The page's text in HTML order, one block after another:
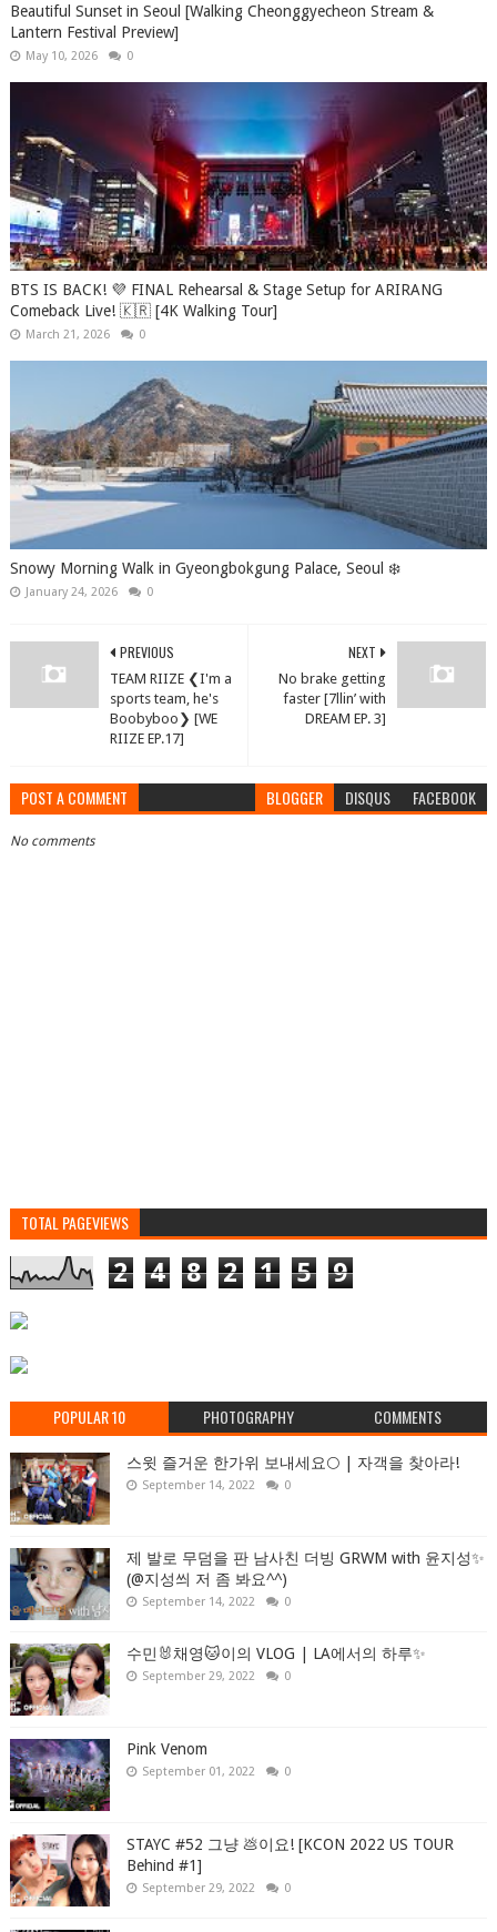
Beautiful Sunset in Seoul [Walking Cheonggyecheon Stream &
Lantern Festival Preview]
May 10, 2026 0
BTS IS BACK! 💜 FINAL Rehearsal & Stage Setup for ARIRANG
Comeback Live! 🇰🇷 [4K Walking Tour]
March 21, 2026 0
Snowy Morning Walk in Gyeongbokgung Palace, Seoul ❄️
January 24, 2026 0
NEXT
No brake getting
faster [7llin’ with
DREAM EP. 3]
PREVIOUS
TEAM RIIZE ❮I'm a
sports team, he's
Boobyboo❯ [WE
RIIZE EP.17]
POST A COMMENT BLOGGER DISQUS FACEBOOK
No comments
TOTAL PAGEVIEWS
2 4 8 2 1 5 9
POPULAR 10 PHOTOGRAPHY COMMENTS
스윗 즐거운 한가위 보내세요🌕 | 자객을 찾아라!
September 14, 2022 0
제 발로 무덤을 판 남사친 더빙 GRWM with 윤지성✨
(@지성씌 저 좀 봐요^^)
September 14, 2022 0
수민🐰채영🐱이의 VLOG | LA에서의 하루✨
September 29, 2022 0
Pink Venom
September 01, 2022 0
STAYC #52 그냥 💩이요! [KCON 2022 US TOUR
Behind #1]
September 29, 2022 0